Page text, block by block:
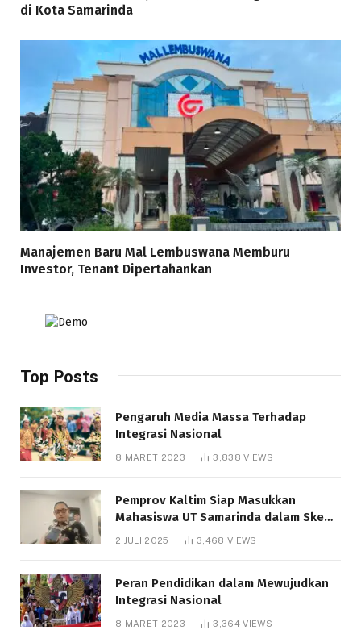
di Kota Samarinda
Manajemen Baru Mal Lembuswana Memburu
Investor, Tenant Dipertahankan
Top Posts
Pengaruh Media Massa Terhadap
Integrasi Nasional
8 MARET 2023 3,838VIEWS
Pemprov Kaltim Siap Masukkan
Mahasiswa UT Samarinda dalam Skema
Bantuan Pendidikan Gratispol
2 JULI 2025 3,468 VIEWS
Peran Pendidikan dalam Mewujudkan
Integrasi Nasional
8 MARET 2023 3,364VIEWS